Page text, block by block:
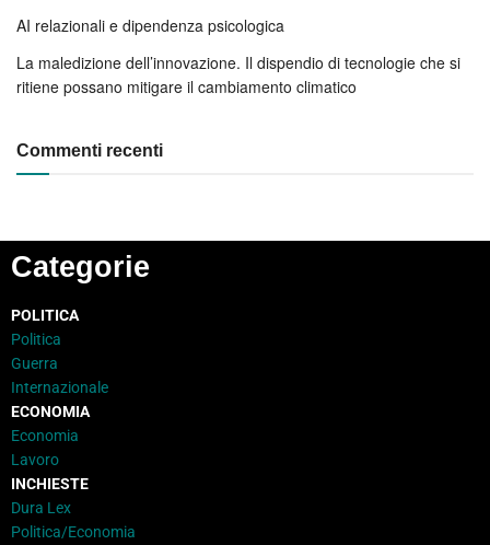
AI relazionali e dipendenza psicologica
La maledizione dell’innovazione. Il dispendio di tecnologie che si
ritiene possano mitigare il cambiamento climatico
Commenti recenti
Categorie
POLITICA
Politica
Guerra
Internazionale
ECONOMIA
Economia
Lavoro
INCHIESTE
Dura Lex
Politica/Economia